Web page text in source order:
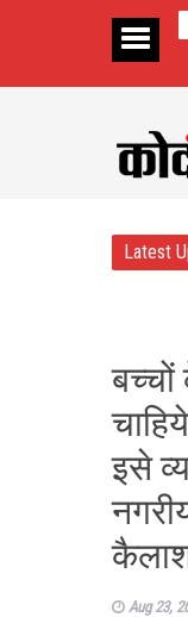
Latest
को नई दिशा, ढाई साल में
इसे
कैलाश
Aug 23,